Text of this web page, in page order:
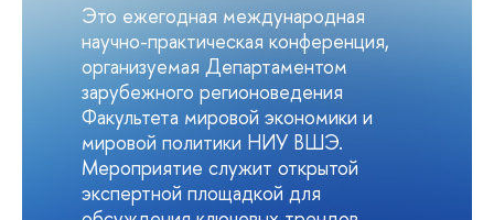
Это ежегодная международная
научно-практическая конференция,
организуемая Департаментом
зарубежного регионоведения
Факультета мировой экономики и
мировой политики НИУ ВШЭ.
Мероприятие служит открытой
экспертной площадкой для